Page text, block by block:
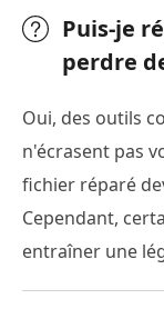
Puis-je
perdre
Oui, des outils
n'écrasent pas
fichier réparé
Cependant,
entraîner une